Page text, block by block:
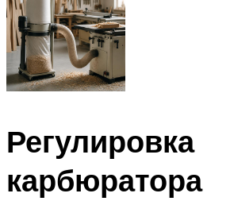
Регулировка
карбюратора